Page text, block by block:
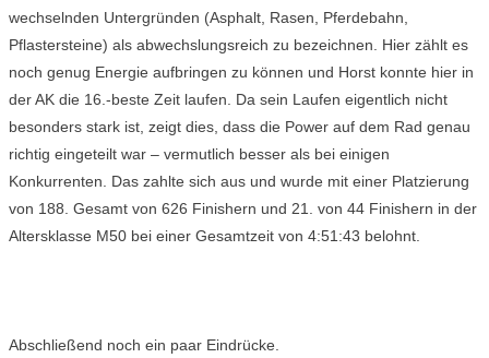
wechselnden Untergründen (Asphalt, Rasen, Pferdebahn,
Pflastersteine) als abwechslungsreich zu bezeichnen. Hier zählt es
noch genug Energie aufbringen zu können und Horst konnte hier in
der AK die 16.-beste Zeit laufen. Da sein Laufen eigentlich nicht
besonders stark ist, zeigt dies, dass die Power auf dem Rad genau
richtig eingeteilt war – vermutlich besser als bei einigen
Konkurrenten. Das zahlte sich aus und wurde mit einer Platzierung
von 188. Gesamt von 626 Finishern und 21. von 44 Finishern in der
Altersklasse M50 bei einer Gesamtzeit von 4:51:43 belohnt.
Abschließend noch ein paar Eindrücke.